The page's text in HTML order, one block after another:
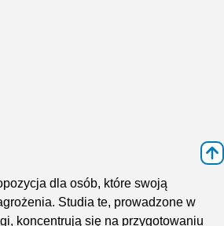
dla osób, które swoją
Studia te, prowadzone w
koncentrują się na przygotowaniu